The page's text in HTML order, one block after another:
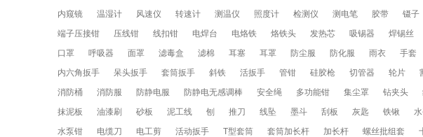
内窥镜
温湿计 风速仪 转速计 测温仪 照度计 检测仪 测电笔 胶带 镊子
端子压接钳
压线钳 线扣钳 电焊台 电烙铁 烙铁头 发热芯 吸锡器 焊锡丝
口罩
呼吸器 面罩 滤毒盒 滤棉 耳塞 耳罩 防尘服 防化服 雨衣 手套
内六角扳手
呆头扳手 套筒扳手 斜铁 活扳手 管钳 硅胶枪 切管器 轮片
消防桶
消防服 防静电服 防静电无感调棒 安全绳 多功能钳 集尘罩 钻夹头
抹泥板
油漆刷 砂板 泥工线 刨 推刀 线坠 墨斗 刮板 灰匙 铁锹
水泵钳
电缆刀 电工剪 活动扳手 T型套筒 套筒加长杆 加长杆 螺丝批组套